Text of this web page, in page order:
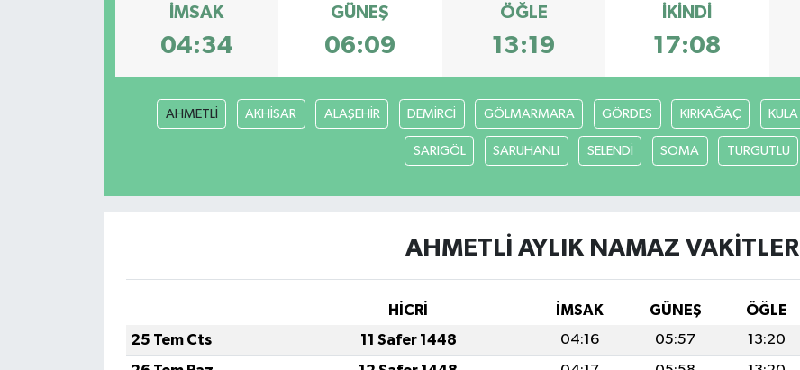
İMSAK
04:34
GÜNEŞ
06:09
ÖĞLE
13:19
İKINDI
17:08
AHMETLİ AKHİSAR ALAŞEHİR DEMİRCİ GÖLMARMARA GÖRDES KIRKAĞAÇ KULA
SARIGÖL SARUHANLI SELENDİ SOMA TURGUTLU
AHMETLİ AYLIK NAMAZ VAKITLERI
HİCRİ İMSAK GÜNEŞ ÖĞLE
25 Tem Cts
11 Safer 1448 04:16 05:57 13:20